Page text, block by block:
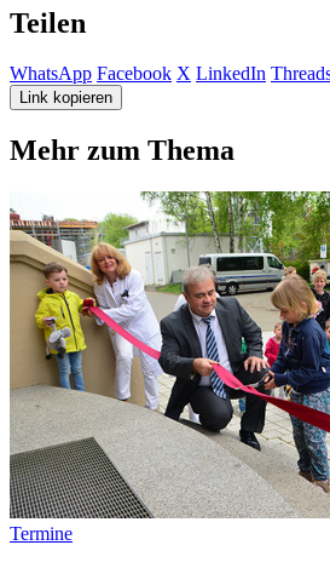
Teilen
WhatsApp Facebook X LinkedIn
Link kopieren
Mehr zum Thema
Termine